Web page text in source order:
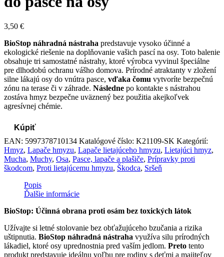
3,50 €
BioStop náhradná nástraha predstavuje vysoko účinné a
ekologické riešenie na doplňovanie vašich pascí na osy. Toto balenie
obsahuje tri samostatné nástrahy, ktoré výrobca vyvinul špeciálne
pre dlhodobú ochranu vášho domova. Prírodné atraktanty v zložení
silne lákajú osy do vnútra pasce, vďaka čomu vytvoríte bezpečnú
zónu na terase či v záhrade. Následne po kontakte s nástrahou
zostáva hmyz bezpečne uväznený bez použitia akejkoľvek
agresívnej chémie.
Kúpiť
EAN: 5997378710134 Katalógové číslo: K21109-SK Kategórií:
Hmyz, Lapače hmyzu, Lapače lietajúceho hmyzu, Lietajúci hmyz,
Mucha, Muchy, Osa, Pasce, lapače a plašiče, Prípravky proti
škodcom, Proti lietajúcemu hmyzu, Škodca, Sršeň
Popis
Ďalšie informácie
BioStop: Účinná obrana proti osám bez toxických látok
Užívajte si letné stolovanie bez obťažujúceho bzučania a rizika
uštipnutia. BioStop náhradná nástraha využíva silu prírodných
lákadiel, ktoré osy uprednostnia pred vaším jedlom. Preto tento
produkt predstavuje ideálnu voľbu pre rodiny s deťmi a majiteľov